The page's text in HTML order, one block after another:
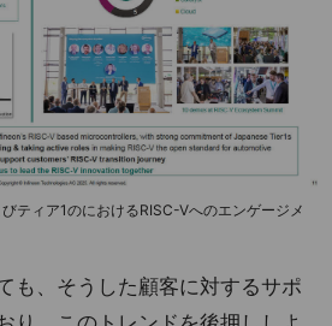
ティア1のにおけるRISC-Vへのエンゲージメ
も、そうした顧客に対するサポ